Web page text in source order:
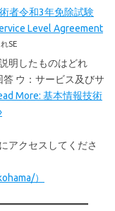
者令和3年免除試験
Level Agreement
SE
明したものはどれ
答 ウ：サービス及びサ
More: 基本情報技術
アクセスしてくださ
）